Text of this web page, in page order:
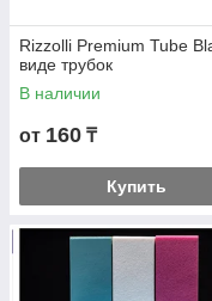
Rizzolli Premium Tube
виде трубок
В наличии
от 160 ₸
Купить